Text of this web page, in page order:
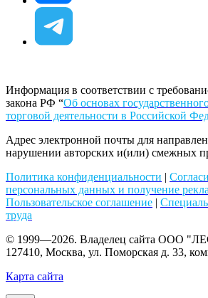
Информация в соответствии с
закона РФ “Об основах
торговой деятельности в Российской
Адрес электронной почты для
нарушении авторских и(или) смежных
Политика конфиденциальности |
персональных данных и получение
Пользовательское соглашение |
труда
© 1999—2026. Владелец сайта ООО
127410, Москва, ул. Поморская д. 33,
Карта сайта